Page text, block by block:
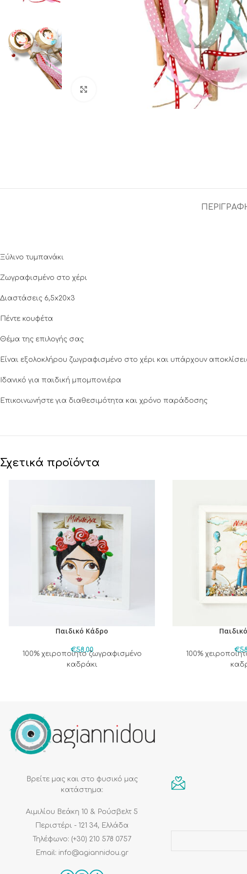
Ξύλινο τυμπανάκι
Ζωγραφισμένο στο χέρι
Διαστάσεις 6,5x20x3
Πέντε κουφέτα
Θέμα της επιλογής σας
Είναι εξολοκλήρου ζωγραφισμένο στο χέρι και υπάρχουν
Ιδανικό για παιδική μπομπονιέρα
Επικοινωνήστε για διαθεσιμότητα και χρόνο παράδοσης
Σχετικά προϊόντα
Παιδικό Κάδρο
€58,00
100% χειροποίητο ζωγραφισμένο
καδράκι
€
100%
Βρείτε μας και στο φυσικό μας
κατάστημα:
Αιμιλίου Βεάκη 10 & Ρούσβελτ 5
Περιστέρι - 121 34, Ελλάδα
Τηλέφωνο: (+30) 210 578 0757
Email: info@agiannidou.gr